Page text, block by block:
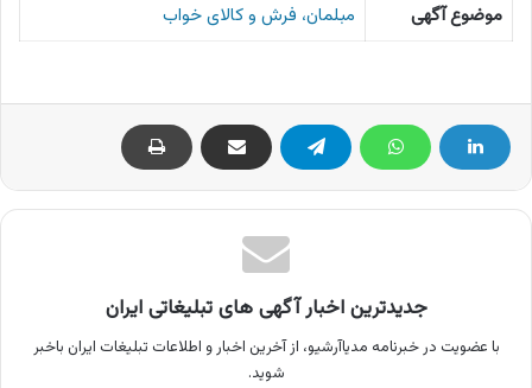
موضوع آگهی
مبلمان، فرش و کالای خواب
جدیدترین اخبار آگهی های تبلیغاتی ایران
با عضویت در خبرنامه مدیاآرشیو، از آخرین اخبار و اطلاعات تبلیغات ایران باخبر
شوید.